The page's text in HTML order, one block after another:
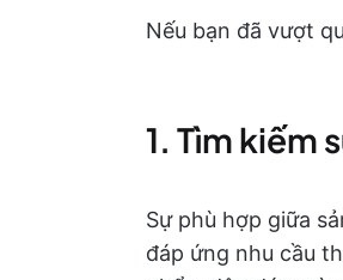
Nếu bạn đã vượt
1. Tìm kiếm
Sự phù hợp giữa
đáp ứng nhu cầu